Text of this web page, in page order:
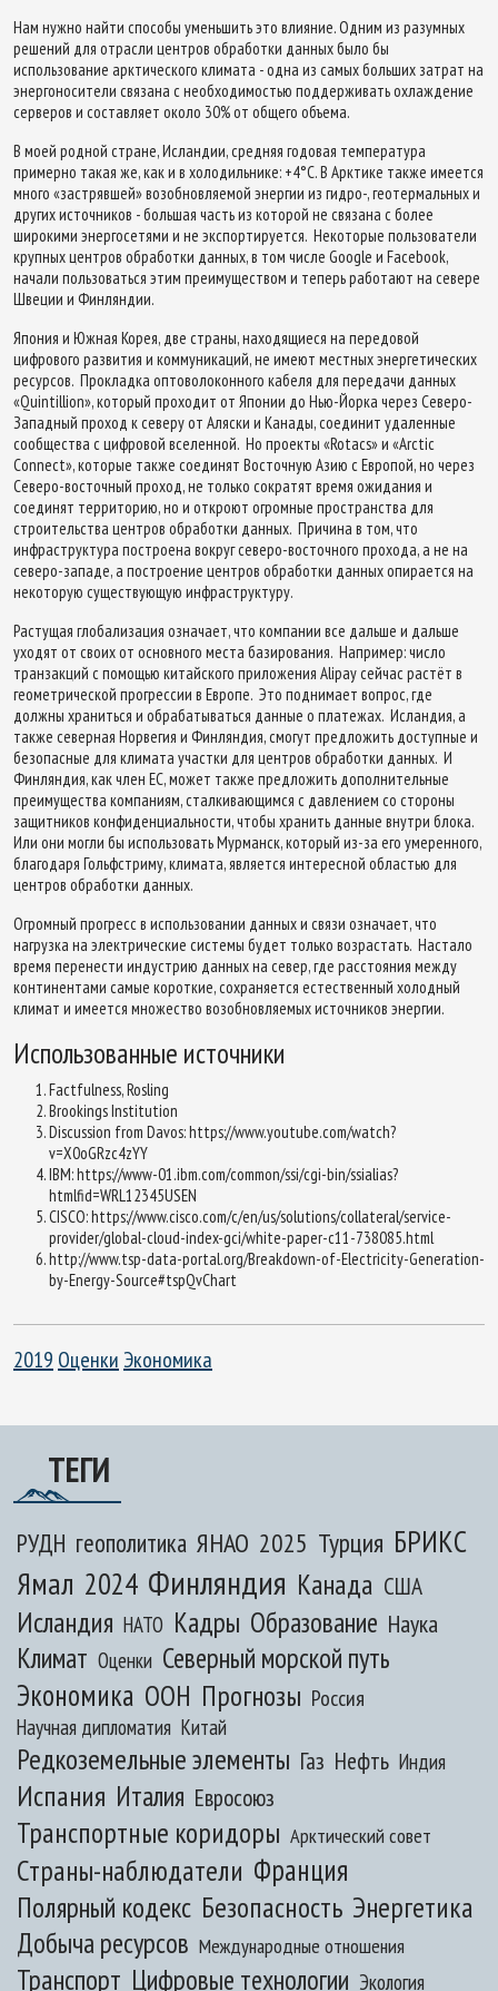
Нам нужно найти способы уменьшить это влияние. Одним из разумных
решений для отрасли центров обработки данных было бы
использование арктического климата - одна из самых больших затрат на
энергоносители связана с необходимостью поддерживать охлаждение
серверов и составляет около 30% от общего объема.
В моей родной стране, Исландии, средняя годовая температура
примерно такая же, как и в холодильнике: +4°С. В Арктике также имеется
много «застрявшей» возобновляемой энергии из гидро-, геотермальных и
других источников - большая часть из которой не связана с более
широкими энергосетями и не экспортируется. Некоторые пользователи
крупных центров обработки данных, в том числе Google и Facebook,
начали пользоваться этим преимуществом и теперь работают на севере
Швеции и Финляндии.
Япония и Южная Корея, две страны, находящиеся на передовой
цифрового развития и коммуникаций, не имеют местных энергетических
ресурсов. Прокладка оптоволоконного кабеля для передачи данных
«Quintillion», который проходит от Японии до Нью-Йорка через Северо-
Западный проход к северу от Аляски и Канады, соединит удаленные
сообщества с цифровой вселенной. Но проекты «Rotacs» и «Arctic
Connect», которые также соединят Восточную Азию с Европой, но через
Северо-восточный проход, не только сократят время ожидания и
соединят территорию, но и откроют огромные пространства для
строительства центров обработки данных. Причина в том, что
инфраструктура построена вокруг северо-восточного прохода, а не на
северо-западе, а построение центров обработки данных опирается на
некоторую существующую инфраструктуру.
Растущая глобализация означает, что компании все дальше и дальше
уходят от своих от основного места базирования. Например: число
транзакций с помощью китайского приложения Alipay сейчас растёт в
геометрической прогрессии в Европе. Это поднимает вопрос, где
должны храниться и обрабатываться данные о платежах. Исландия, а
также северная Норвегия и Финляндия, смогут предложить доступные и
безопасные для климата участки для центров обработки данных. И
Финляндия, как член ЕС, может также предложить дополнительные
преимущества компаниям, сталкивающимся с давлением со стороны
защитников конфиденциальности, чтобы хранить данные внутри блока.
Или они могли бы использовать Мурманск, который из-за его умеренного,
благодаря Гольфстриму, климата, является интересной областью для
центров обработки данных.
Огромный прогресс в использовании данных и связи означает, что
нагрузка на электрические системы будет только возрастать. Настало
время перенести индустрию данных на север, где расстояния между
континентами самые короткие, сохраняется естественный холодный
климат и имеется множество возобновляемых источников энергии.
Использованные источники
Factfulness, Rosling
Brookings Institution
Discussion from Davos: https://www.youtube.com/watch?
v=X0oGRzc4zYY
IBM: https://www-01.ibm.com/common/ssi/cgi-bin/ssialias?
htmlfid=WRL12345USEN
CISCO: https://www.cisco.com/c/en/us/solutions/collateral/service-
provider/global-cloud-index-gci/white-paper-c11-738085.html
http://www.tsp-data-portal.org/Breakdown-of-Electricity-Generation-
by-Energy-Source#tspQvChart
2019 Оценки Экономика
ТЕГИ
РУДН геополитика ЯНАО 2025 Турция БРИКС
Ямал 2024 Финляндия Канада США
Исландия НАТО Кадры Образование Наука
Климат Оценки Северный морской путь
Экономика ООН Прогнозы Россия
Научная дипломатия Китай
Редкоземельные элементы Газ Нефть Индия
Испания Италия Евросоюз
Транспортные коридоры Арктический совет
Страны-наблюдатели Франция
Полярный кодекс Безопасность Энергетика
Добыча ресурсов Международные отношения
Транспорт Цифровые технологии Экология